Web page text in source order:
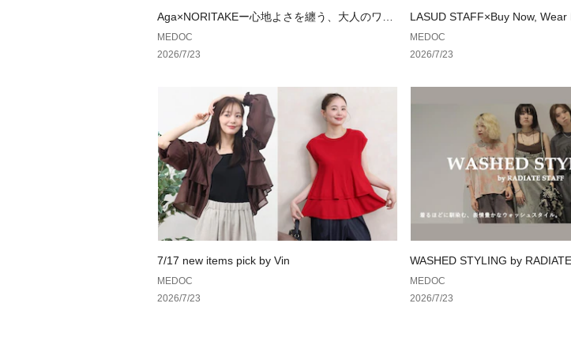
Aga×NORITAKEー心地よさを纏う、大人のワー
ドローブ。ー
MEDOC
2026/7/23
LASUD STAFF×Buy Now, Wear
MEDOC
2026/7/23
7/17 new items pick by Vin
MEDOC
2026/7/23
WASHED STYLING by
MEDOC
2026/7/23